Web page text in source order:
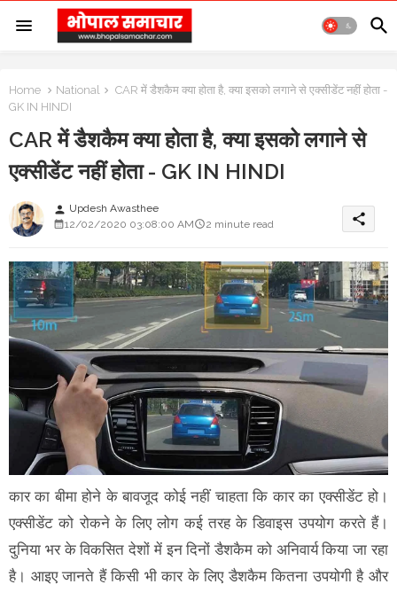
Home National
CAR में डैशकैम क्या होता है, क्या इसको लगाने से एक्सीडेंट नहीं होता -
GK IN HINDI
CAR में डैशकैम क्या होता है, क्या इसको लगाने से
एक्सीडेंट नहीं होता - GK IN HINDI
person Updesh Awasthee
12/02/2020 03:08:00 AM
2 minute read share
कार का बीमा होने के बावजूद कोई नहीं चाहता कि कार का एक्सीडेंट हो।
एक्सीडेंट को रोकने के लिए लोग कई तरह के डिवाइस उपयोग करते हैं।
दुनिया भर के विकसित देशों में इन दिनों डैशकैम को अनिवार्य किया जा रहा
है। आइए जानते हैं किसी भी कार के लिए डैशकैम कितना उपयोगी है और